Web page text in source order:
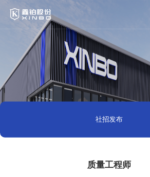
社招发布
质量工程师